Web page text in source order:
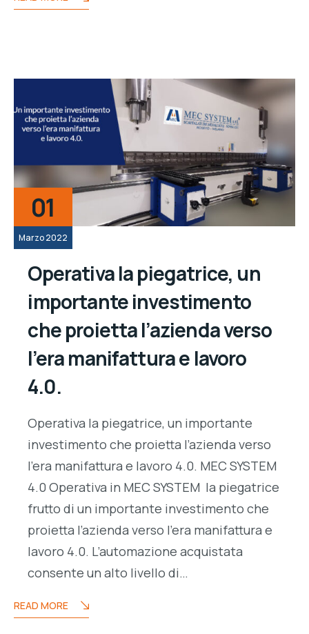
01
Marzo 2022
Operativa la piegatrice, un
importante investimento
che proietta l’azienda verso
l’era manifattura e lavoro
4.0.
Operativa la piegatrice, un importante
investimento che proietta l’azienda verso
l’era manifattura e lavoro 4.0. MEC SYSTEM
4.0 Operativa in MEC SYSTEM la piegatrice
frutto di un importante investimento che
proietta l’azienda verso l’era manifattura e
lavoro 4.0. L’automazione acquistata
consente un alto livello di…
READ MORE